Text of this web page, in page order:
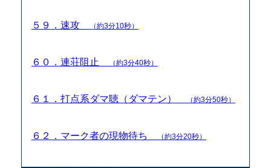
５９．速攻 （約3分10秒）
６０．連荘阻止 （約3分40秒）
６１．打点系ダマ聴（ダマテン） （約3分50秒）
６２．マーク者の現物待ち （約3分20秒）